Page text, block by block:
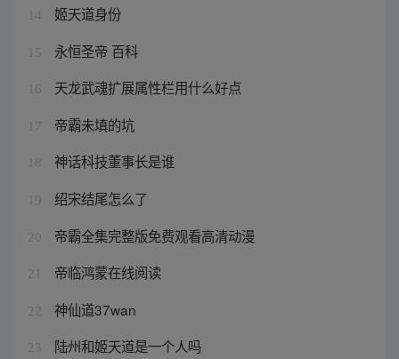
14 姬天道身份
15 永恒圣帝 百科
16 天龙武魂扩展属性栏用什么好点
17 帝霸未填的坑
18 神话科技董事长是谁
19 绍宋结尾怎么了
20 帝霸全集完整版免费观看高清动漫
21 帝临鸿蒙在线阅读
22 神仙道37wan
23 陆州和姬天道是一个人吗